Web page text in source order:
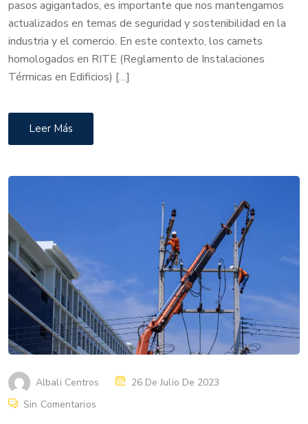
pasos agigantados, es importante que nos mantengamos
actualizados en temas de seguridad y sostenibilidad en la
industria y el comercio. En este contexto, los carnets
homologados en RITE (Reglamento de Instalaciones
Térmicas en Edificios) […]
Leer Más
Albali Centros
26 De Julio De 2023
Sin Comentarios